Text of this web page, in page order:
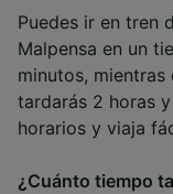
Puedes ir en tren
Malpensa en un
minutos,
tardarás 2 horas
horarios y viaja
¿Cuánto tiempo